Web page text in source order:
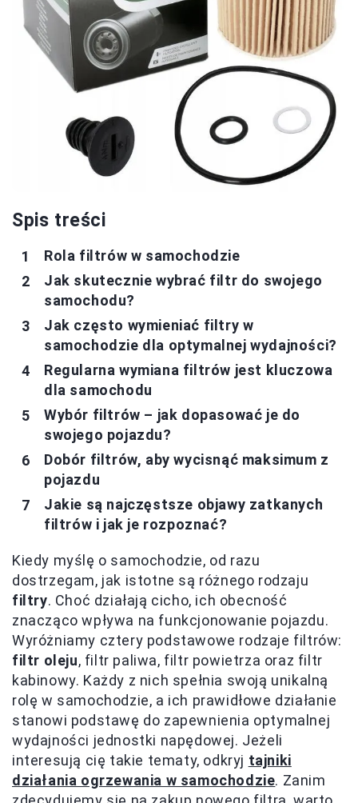
Spis treści
Rola filtrów w samochodzie
Jak skutecznie wybrać filtr do swojego
samochodu?
Jak często wymieniać filtry w
samochodzie dla optymalnej wydajności?
Regularna wymiana filtrów jest kluczowa
dla samochodu
Wybór filtrów – jak dopasować je do
swojego pojazdu?
Dobór filtrów, aby wycisnąć maksimum z
pojazdu
Jakie są najczęstsze objawy zatkanych
filtrów i jak je rozpoznać?
Kiedy myślę o samochodzie, od razu
dostrzegam, jak istotne są różnego rodzaju
filtry. Choć działają cicho, ich obecność
znacząco wpływa na funkcjonowanie pojazdu.
Wyróżniamy cztery podstawowe rodzaje filtrów:
filtr oleju, filtr paliwa, filtr powietrza oraz filtr
kabinowy. Każdy z nich spełnia swoją unikalną
rolę w samochodzie, a ich prawidłowe działanie
stanowi podstawę do zapewnienia optymalnej
wydajności jednostki napędowej. Jeżeli
interesują cię takie tematy, odkryj tajniki
działania ogrzewania w samochodzie. Zanim